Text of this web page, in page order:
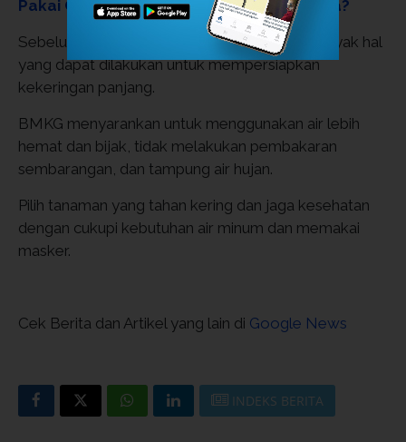
Pakai Coretax, Siapkan Dokumen Apa Saja?
Sebelum El Nino muncul di Indonesia, ada banyak hal
yang dapat dilakukan untuk mempersiapkan
kekeringan panjang.
BMKG menyarankan untuk menggunakan air lebih
hemat dan bijak, tidak melakukan pembakaran
sembarangan, dan tampung air hujan.
Pilih tanaman yang tahan kering dan jaga kesehatan
dengan cukupi kebutuhan air minum dan memakai
masker.
Cek Berita dan Artikel yang lain di Google News
INDEKS BERITA